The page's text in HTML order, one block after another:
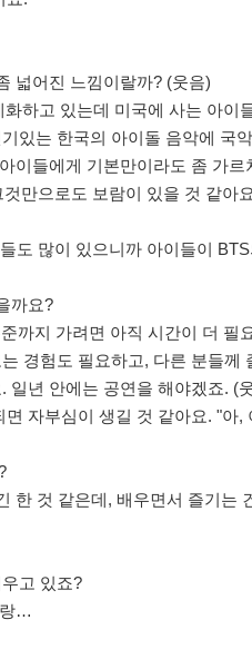
넓어진 느낌이랄까? (웃음)
하고 있는데 미국에 사는 아
있는 한국의 아이돌 음악에 국
이들에게 기본만이라도 좀 가
만으로도 보람이 있을 것 같아
도 많이 있으니까 아이들이
까요?
까지 가려면 아직 시간이 더 필
경험도 필요하고, 다른 분들
일년 안에는 공연을 해야겠죠. (
자부심이 생길 것 같아요. "아,
한 것 같은데, 배우면서 즐기는
고 있죠?
랑…